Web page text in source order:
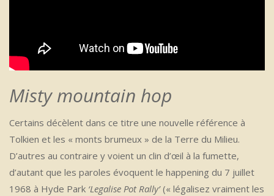
Misty mountain hop
Certains décèlent dans ce titre une nouvelle référence à
Tolkien et les « monts brumeux » de la Terre du Milieu.
D’autres au contraire y voient un clin d’œil à la fumette,
d’autant que les paroles évoquent le happening du 7 juillet
1968 à Hyde Park ‘Legalise Pot Rally’(« légalisez vraiment les